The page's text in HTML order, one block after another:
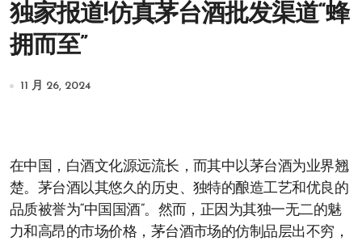
独家报道!仿真茅台酒批发渠道“蜂
拥而至”
11 月 26, 2024
在中国，白酒文化源远流长，而其中以茅台酒为业界翘
楚。茅台酒以其悠久的历史、独特的酿造工艺和优良的
品质被誉为“中国国酒”。然而，正因为其独一无二的魅
力和高昂的市场价格，茅台酒市场的仿制品层出不穷，